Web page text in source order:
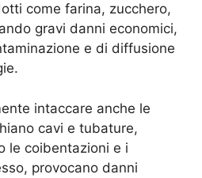
come farina, zucchero,
gravi danni economici,
e di diffusione
intaccare anche le
cavi e tubature,
le coibentazioni e i
provocano danni